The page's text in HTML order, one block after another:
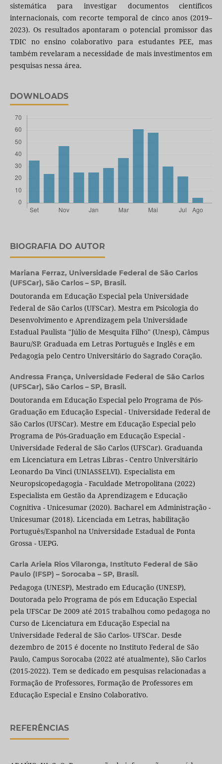
sistemática para investigar documentos científicos
internacionais, com recorte temporal de cinco anos (2019–
2023). Os resultados apontaram o potencial promissor das
TDIC no ensino colaborativo para estudantes PEE, mas
também revelaram a necessidade de mais investimentos em
pesquisas nessa área.
DOWNLOADS
BIOGRAFIA DO AUTOR
Mariana Ferraz, Universidade Federal de São Carlos
(UFSCar), São Carlos – SP, Brasil.
Doutoranda em Educação Especial pela Universidade
Federal de São Carlos (UFSCar). Mestra em Psicologia do
Desenvolvimento e Aprendizagem pela Universidade
Estadual Paulista "Júlio de Mesquita Filho" (Unesp), Câmpus
Bauru/SP. Graduada em Letras Português e Inglês e em
Pedagogia pelo Centro Universitário do Sagrado Coração.
Andressa França, Universidade Federal de São Carlos
(UFSCar), São Carlos – SP, Brasil.
Doutoranda em Educação Especial pelo Programa de Pós-
Graduação em Educação Especial - Universidade Federal de
São Carlos (UFSCar). Mestre em Educação Especial pelo
Programa de Pós-Graduação em Educação Especial -
Universidade Federal de São Carlos (UFSCar). Graduanda
em Licenciatura em Letras Libras - Centro Universitário
Leonardo Da Vinci (UNIASSELVI). Especialista em
Neuropsicopedagogia - Faculdade Metropolitana (2022)
Especialista em Gestão da Aprendizagem e Educação
Cognitiva - Unicesumar (2020). Bacharel em Administração -
Unicesumar (2018). Licenciada em Letras, habilitação
Português/Espanhol na Universidade Estadual de Ponta
Grossa - UEPG.
Carla Ariela Rios Vilaronga, Instituto Federal de São
Paulo (IFSP) – Sorocaba – SP, Brasil.
Pedagoga (UNESP), Mestrado em Educação (UNESP),
Doutorada pelo Programa de pós em Educação Especial
pela UFSCar De 2009 até 2015 trabalhou como pedagoga no
Curso de Licenciatura em Educação Especial na
Universidade Federal de São Carlos- UFSCar. Desde
dezembro de 2015 é docente no Instituto Federal de São
Paulo, Campus Sorocaba (2022 até atualmente), São Carlos
(2015-2022). Tem se dedicado em pesquisas relacionadas a
Formação de Professores, Formação de Professores em
Educação Especial e Ensino Colaborativo.
REFERÊNCIAS